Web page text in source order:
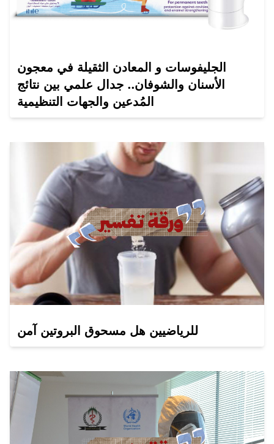
الجليفوسات و المعادن الثقيلة في معجون
الأسنان والشوفان.. جدال علمي بين نتائج
المُدعين والجهات التنظيمية
للرياضيين هل مسحوق البروتين آمن